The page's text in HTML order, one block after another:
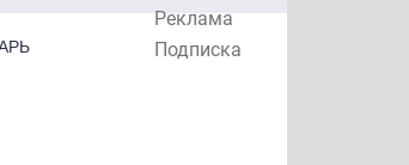
Реклама
Подписка